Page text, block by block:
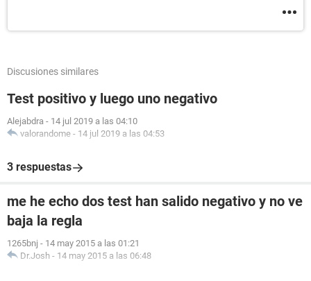
Discusiones similares
Test positivo y luego uno negativo
Alejabdra - 14 jul 2019 a las 04:10
valorandome - 14 jul 2019 a las 04:53
3 respuestas
me he echo dos test han salido negativo y no ve
baja la regla
1265bnj - 14 may 2015 a las 01:21
Dr.Josh - 14 may 2015 a las 06:48